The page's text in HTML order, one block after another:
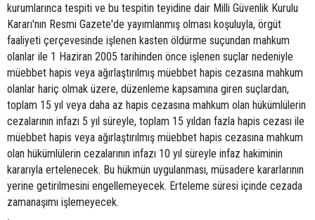
kurumlarınca tespiti ve bu tespitin teyidine dair Milli Güvenlik Kurulu
Kararı'nın Resmi Gazete'de yayımlanmış olması koşuluyla, örgüt
faaliyeti çerçevesinde işlenen kasten öldürme suçundan mahkum
olanlar ile 1 Haziran 2005 tarihinden önce işlenen suçlar nedeniyle
müebbet hapis veya ağırlaştırılmış müebbet hapis cezasına mahkum
olanlar hariç olmak üzere, düzenleme kapsamına giren suçlardan,
toplam 15 yıl veya daha az hapis cezasına mahkum olan hükümlülerin
cezalarının infazı 5 yıl süreyle, toplam 15 yıldan fazla hapis cezası ile
müebbet hapis veya ağırlaştırılmış müebbet hapis cezasına mahkum
olan hükümlülerin cezalarının infazı 10 yıl süreyle infaz hakiminin
kararıyla ertelenecek. Bu hükmün uygulanması, müsadere kararlarının
yerine getirilmesini engellemeyecek. Erteleme süresi içinde cezada
zamanaşımı işlemeyecek.